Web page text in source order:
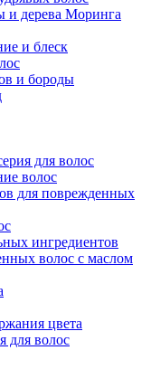
и дерева Моринга
и блеск
и бороды
для волос
волос
для поврежденных
ингредиентов
волос с маслом
цвета
для волос